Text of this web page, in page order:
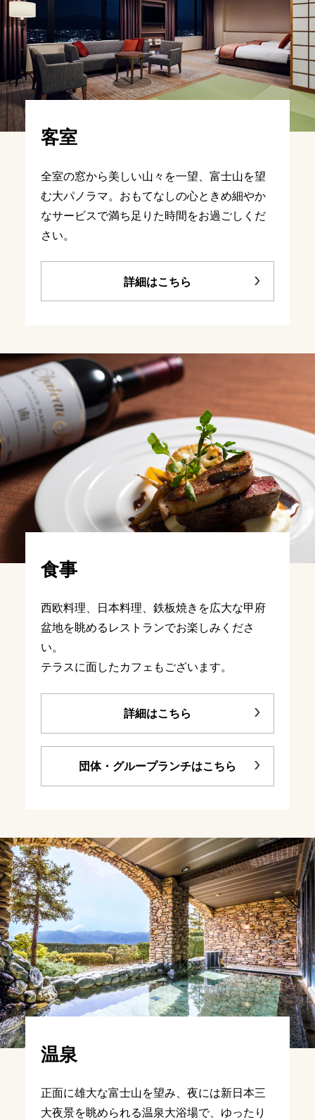
客室
全室の窓から美しい山々を一望、富士山を望
む大パノラマ。おもてなしの心ときめ細やか
なサービスで満ち足りた時間をお過ごしくだ
さい。
詳細はこちら
食事
西欧料理、日本料理、鉄板焼きを広大な甲府
盆地を眺めるレストランでお楽しみくださ
い。
テラスに面したカフェもございます。
詳細はこちら
団体・グループランチはこちら
温泉
正面に雄大な富士山を望み、夜には新日本三
大夜景を眺められる温泉大浴場で、ゆったり